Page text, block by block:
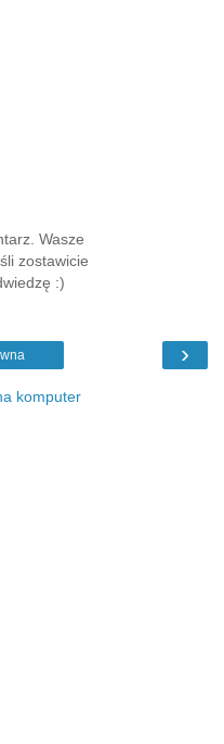
Wasze
zostawicie
:)
›
komputer